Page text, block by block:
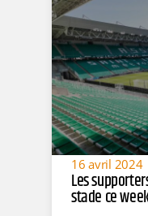
16 avril 2024
Les
stade ce